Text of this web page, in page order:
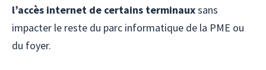
l’accès internet de certains terminauxsans
impacter le reste du parc informatique de la PME ou
du foyer.